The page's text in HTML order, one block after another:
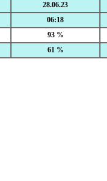
28.06.23
06:18
93 %
61 %